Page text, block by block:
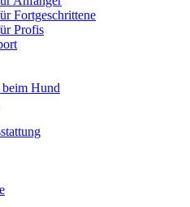
Fortgeschrittene
Profis
beim Hund